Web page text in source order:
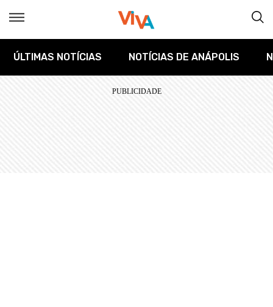
ÚLTIMAS NOTÍCIAS NOTÍCIAS DE ANÁPOLIS